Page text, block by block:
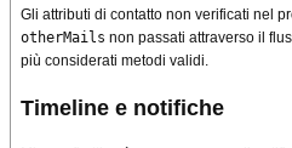
Gli attributi di contatto non verificati nel
otherMails non passati attraverso il
più considerati metodi validi.
Timeline e notifiche